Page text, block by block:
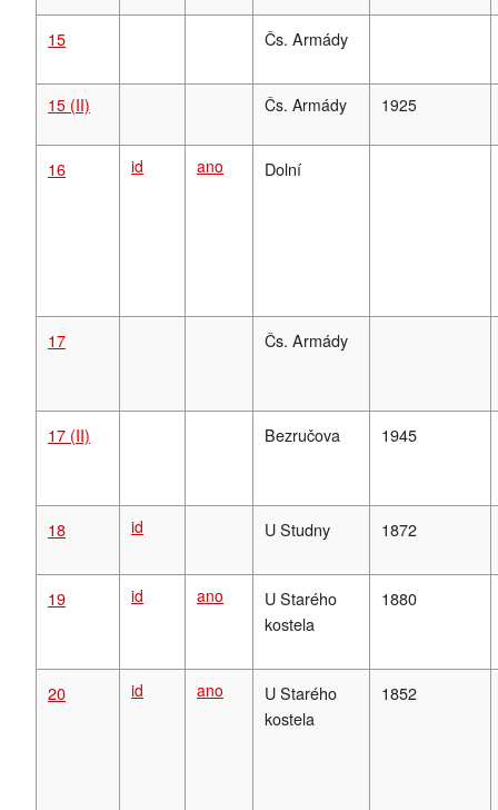
15 Čs. Armády
15 (II) Čs. Armády 1925
16 id ano Dolní
17 Čs. Armády
17 (II) Bezručova 1945
18 id U Studny 1872
19 id ano
U Starého
kostela
1880
20 id ano
U Starého
kostela
1852